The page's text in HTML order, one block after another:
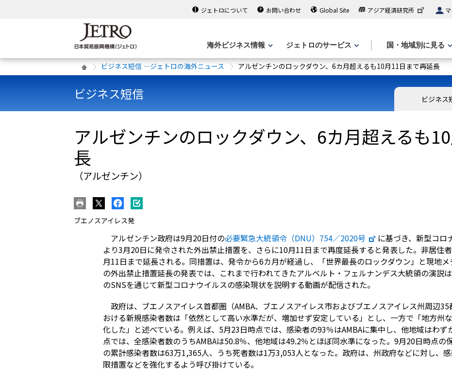
ジェトロについて お問い合わせ Global Site アジア経済研究所
海外ビジネス情報 ジェトロのサービス 国・地域別に見る
ビジネス短信 ―ジェトロの海外ニュース アルゼンチンのロックダウン、6カ月超えるも10月11日まで再延長
ビジネス短信 ビジネス
アルゼンチンのロックダウン、6カ月超えるも
長
（アルゼンチン）
ブエノスアイレス発
アルゼンチン政府は9月20日付の必要緊急大統領令（DNU）754／2020号
に基づき、新型コロ
より3月20日に発令された外出禁止措置を、さらに10月11日まで再度延長すると発表した。非居住
月11日まで延長される。同措置は、発令から6カ月が経過し、「世界最長のロックダウン」と現地
の外出禁止措置延長の発表では、これまで行われてきたアルベルト・フェルナンデス大統領の演説
のSNSを通じて新型コロナウイルスの感染現状を説明する動画が配信された。
政府は、ブエノスアイレス首都圏（AMBA、ブエノスアイレス市およびブエノスアイレス州周辺
おける新規感染者数は「依然として高い水準だが、増加せず安定している」とし、一方で「地方州
化した」と述べている。例えば、5月23日時点では、感染者の93％はAMBAに集中し、他地域はわ
点では、全感染者数のうちAMBAは50.8％、他地域は49.2％とほぼ同水準になった。9月20日時点の
の累計感染者数は63万1,365人、うち死者数は1万3,053人となった。政府は、州政府などに対し、
限措置などを強化するよう呼び掛けている。